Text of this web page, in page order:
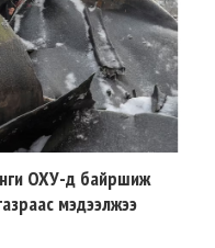
ОХУ-д байршиж
мэдээлжээ